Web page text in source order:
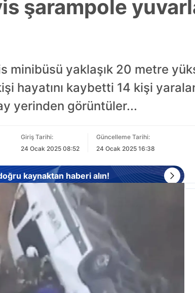
şarampole
minibüsü yaklaşık 20 metre
hayatını kaybetti 14 kişi
yerinden görüntüler...
Giriş Tarihi:
24 Ocak 2025 08:52
Güncelleme Tarihi:
24 Ocak 2025 16:38
kaynaktan haberi alın!